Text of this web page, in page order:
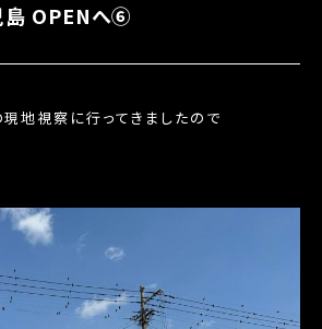
島 OPENへ⑥
現地視察に行ってきましたので